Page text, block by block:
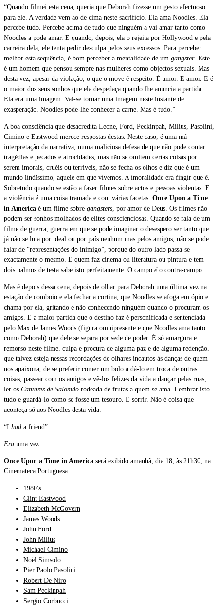
“Quando filmei esta cena, queria que Deborah fizesse um gesto afectuoso
para ele. A verdade vem ao de cima neste sacrifício. Ela ama Noodles. Ela
percebe tudo. Percebe acima de tudo que ninguém a vai amar tanto como
Noodles a pode amar. E quando, depois, ela o rejeita por Hollywood e pela
carreira dela, ele tenta pedir desculpa pelos seus excessos. Para perceber
melhor esta sequência, é bom perceber a mentalidade de um gangster. Este
é um homem que pensou sempre nas mulheres como objectos sexuais. Mas
desta vez, apesar da violação, o que o move é respeito. É amor. É amor. E é
o maior dos seus sonhos que ela despedaça quando lhe anuncia a partida.
Ela era uma imagem. Vai-se tornar uma imagem neste instante de
exasperação. Noodles pode-lhe conhecer a carne. Mas é tudo.”
A boa consciência que desacredita Leone, Ford, Peckinpah, Milius, Pasolini,
Cimino e Eastwood merece respostas destas. Neste caso, é uma má
interpretação da narrativa, numa maliciosa defesa de que não pode contar
tragédias e pecados e atrocidades, mas não se omitem certas coisas por
serem imorais, cruéis ou terríveis, não se fecha os olhos e diz que é um
mundo lindíssimo, aquele em que vivemos. A imoralidade era fingir que é.
Sobretudo quando se estão a fazer filmes sobre actos e pessoas violentas. E
a violência é uma coisa tramada e com várias facetas. Once Upon a Time
in America é um filme sobre gangsters , por amor de Deus. Os filmes não
podem ser sonhos molhados de elites conscienciosas. Quando se fala de um
filme de guerra, guerra em que se pode imaginar o desespero ser tanto que
já não se luta por ideal ou por país nenhum mas pelos amigos, não se pode
falar de “representações do inimigo”, porque do outro lado passa-se
exactamente o mesmo. E quem faz cinema ou literatura ou pintura e tem
dois palmos de testa sabe isto perfeitamente. O campo éo contra-campo.
Mas é depois dessa cena, depois de olhar para Deborah uma última vez na
estação de comboio e ela fechar a cortina, que Noodles se afoga em ópio e
chama por ela, gritando e não conhecendo ninguém quando o procuram os
amigos. E a maior partida que o destino faz é personificada e sentenciada
pelo Max de James Woods (figura omnipresente e que Noodles ama tanto
como Deborah) que dele se separa por sede de poder. É só amargura e
remorso neste filme, culpa e procura de alguma paz e de alguma redenção,
que talvez esteja nessas recordações de olhares incautos às danças de quem
nos apaixona, de se preferir comer um bolo a dá-lo em troca de outras
coisas, passear com os amigos e vê-los felizes da vida a dançar pelas ruas,
ler os Cantares de Salomão rodeada de frutas a quem se ama. Lembrar isto
tudo e guardá-lo como se fosse um tesouro. E sorrir. Não é coisa que
aconteça só aos Noodles desta vida.
“I had a friend”…
Era uma vez…
Once Upon a Time in America será exibido amanhã, dia 18, às 21h30, na
Cinemateca Portuguesa
1980's
Clint Eastwood
Elizabeth McGovern
James Woods
John Ford
John Milius
Michael Cimino
Noël Simsolo
Pier Paolo Pasolini
Robert De Niro
Sam Peckinpah
Sergio Corbucci